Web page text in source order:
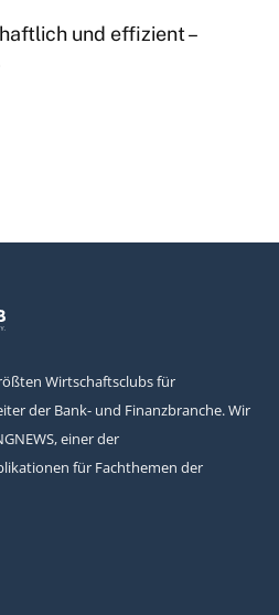
und effizient –
Wirtschaftsclubs für
der Bank- und Finanzbranche. Wir
einer der
für Fachthemen der